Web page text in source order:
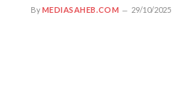
ByMEDIASAHEB.COM 29/10/2025